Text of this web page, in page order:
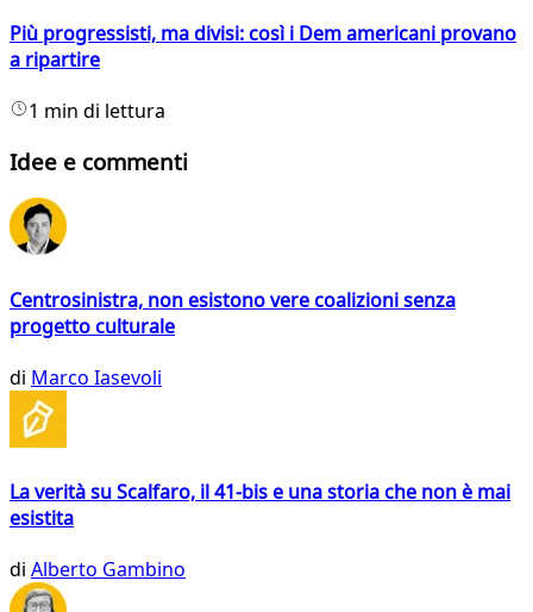
Più progressisti, ma divisi: così i Dem americani provano
a ripartire
1 min di lettura
Idee e commenti
Centrosinistra, non esistono vere coalizioni senza
progetto culturale
di Marco Iasevoli
La verità su Scalfaro, il 41-bis e una storia che non è mai
esistita
di Alberto Gambino